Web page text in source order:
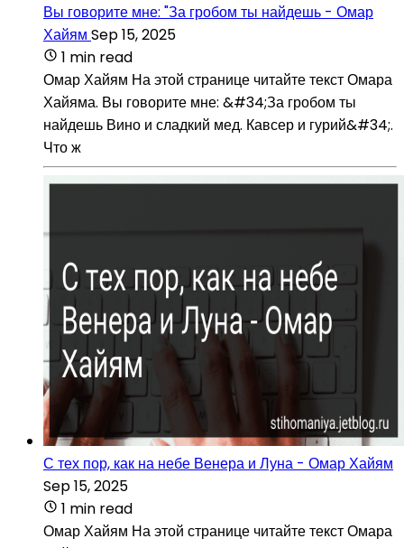
Вы говорите мне: "За гробом ты найдешь - Омар
Хайям Sep 15, 2025
1 min read
Омар Хайям На этой странице читайте текст Омара
Хайяма. Вы говорите мне: &#34;За гробом ты
найдешь Вино и сладкий мед. Кавсер и гурий&#34;.
Что ж
С тех пор, как на небе Венера и Луна - Омар Хайям
Sep 15, 2025
1 min read
Омар Хайям На этой странице читайте текст Омара